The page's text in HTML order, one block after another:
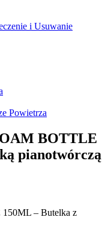
i Usuwanie
Powietrza
BOTTLE
pianotwórczą
– Butelka z